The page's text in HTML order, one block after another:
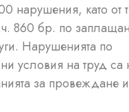
нарушения, като от
860 бр. по
Нарушенията по
условия на труд
за провеждане и